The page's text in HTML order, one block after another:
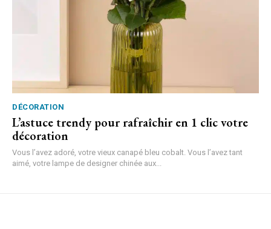
DÉCORATION
L’astuce trendy pour rafraîchir en 1 clic votre
décoration
Vous l’avez adoré, votre vieux canapé bleu cobalt. Vous l’avez tant
aimé, votre lampe de designer chinée aux...